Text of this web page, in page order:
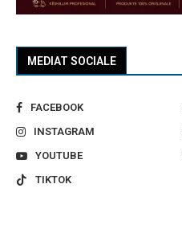
MEDIAT SOCIALE
FACEBOOK
INSTAGRAM
YOUTUBE
TIKTOK